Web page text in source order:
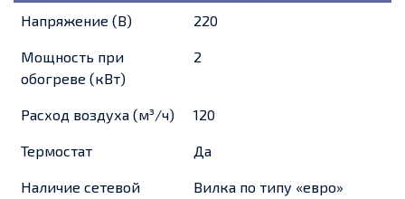
Напряжение (В) 220
Мощность при
обогреве (кВт)
2
Расход воздуха (м³/ч) 120
Термостат Да
Наличие сетевой
Вилка по типу «евро»